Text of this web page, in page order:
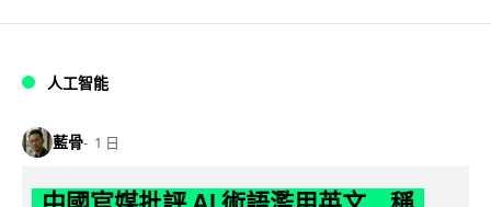
人工智能
藍骨 1 日